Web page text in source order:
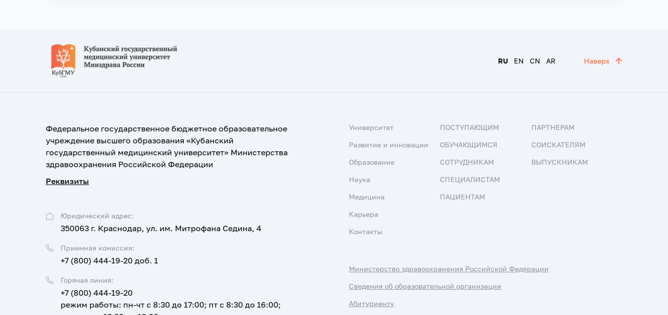
RU EN CN AR Наверх
Федеральное государственное бюджетное образовательное
учреждение высшего образования «Кубанский
государственный медицинский университет» Министерства
здравоохранения Российской Федерации
Реквизиты
Юридический адрес:
350063 г. Краснодар, ул. им. Митрофана Седина, 4
Приемная комиссия:
+7 (800) 444-19-20 доб. 1
Горячая линия:
+7 (800) 444-19-20
режим работы: пн-чт с 8:30 до 17:00; пт с 8:30 до 16:00;
Университет
Развитие и инновации
Образование
Наука
Медицина
Карьера
Контакты
ПОСТУПАЮЩИМ
ОБУЧАЮЩИМСЯ
СОТРУДНИКАМ
СПЕЦИАЛИСТАМ
ПАЦИЕНТАМ
ПАРТНЕРАМ
СОИСКАТЕЛЯМ
ВЫПУСКНИКАМ
Министерство здравоохранения Российской Федерации
Сведения об образовательной организации
Абитуриенту